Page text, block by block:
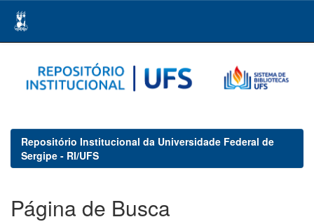
navigation
Repositório Institucional da Universidade Federal de
Sergipe - RI/UFS
Página de Busca